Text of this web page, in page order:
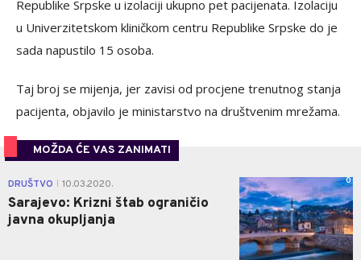
Republike Srpske u izolaciji ukupno pet pacijenata. Izolaciju
u Univerzitetskom kliničkom centru Republike Srpske do je
sada napustilo 15 osoba.
Taj broj se mijenja, jer zavisi od procjene trenutnog stanja
pacijenta, objavilo je ministarstvo na društvenim mrežama.
MOŽDA ĆE VAS ZANIMATI
DRUŠTVO 10.03.2020.
Sarajevo: Krizni štab ograničio
javna okupljanja
0